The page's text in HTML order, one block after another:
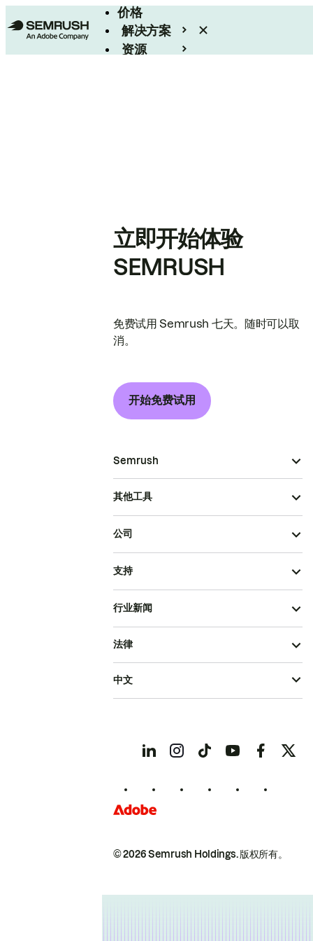
价格
解决方案
资源
立即开始体验
SEMRUSH
免费试用 Semrush 七天。随时可以取
消。
开始免费试用
Semrush
其他工具
公司
支持
行业新闻
© 2026 Semrush Holdings.版权所有。
法律
中文